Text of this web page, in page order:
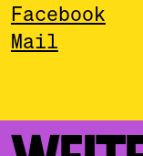
Facebook
Mail